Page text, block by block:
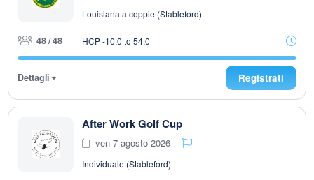
Louisiana a coppie (Stableford)
48 / 48 HCP -10,0 to 54,0
Dettagli Registrati
After Work Golf Cup
ven 7 agosto 2026
Individuale (Stableford)